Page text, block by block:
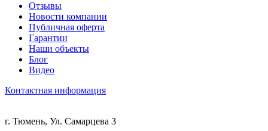
Отзывы
Новости компании
Публичная оферта
Гарантии
Наши объекты
Блог
Видео
Контактная информация
г. Тюмень, Ул. Самарцева 3